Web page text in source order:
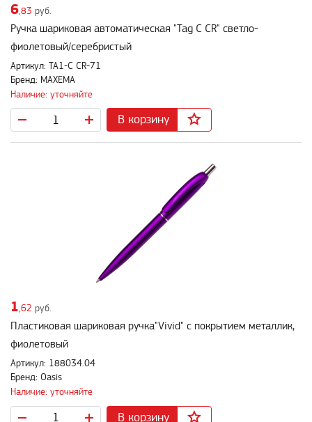
6 ,83 руб.
Ручка шариковая автоматическая "Tag C CR" светло-
фиолетовый/серебристый
Артикул: TA1-C CR-71
Бренд: MAXEMA
Наличие: уточняйте
В корзину
1,62 руб.
Пластиковая шариковая ручка"Vivid" с покрытием металлик,
фиолетовый
Артикул: 188034.04
Бренд: Oasis
Наличие: уточняйте
В корзину